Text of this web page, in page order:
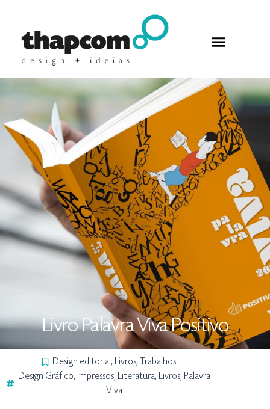
Livro Palavra Viva Positivo
Design editorial , Livros,
Trabalhos
Design Gráfico, Impressos, Literatura, Livros, Palavra
Viva